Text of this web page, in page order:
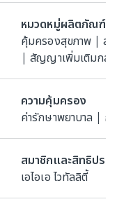
หมวดหมู่ผลิตภัณฑ์
คุ้มครองสุขภาพ | สั
| สัญญาเพิ่มเติมกลุ่
ความคุ้มครอง
ค่ารักษาพยาบาล | ก
สมาชิกและสิทธิประ
เอไอเอ ไวทัลลิตี้